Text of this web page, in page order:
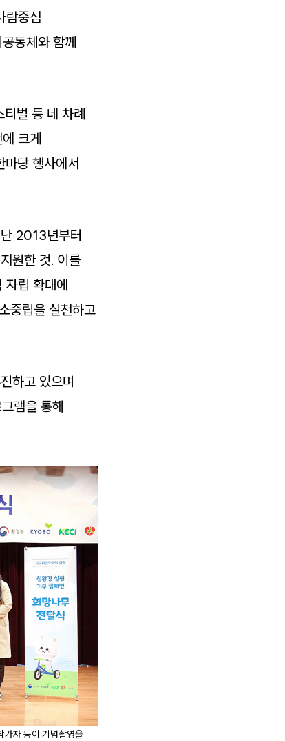
람중심
동체와 함께
벌 등 네 차례
크게
당 행사에서
2013년부터
원한 것. 이를
립 확대에
중립을 실천하고
하고 있으며
램을 통해
가자 등이 기념촬영을